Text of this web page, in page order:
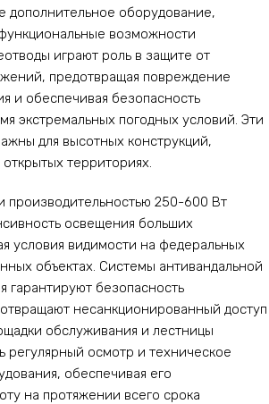
дополнительное оборудование,
возможности
играют роль в защите от
предотвращая повреждение
и обеспечивая безопасность
экстремальных погодных условий. Эти
для высотных конструкций,
территориях.
производительностью 250-600 Вт
освещения больших
условия видимости на федеральных
объектах. Системы антивандальной
гарантируют безопасность
несанкционированный доступ
обслуживания и лестницы
регулярный осмотр и техническое
обеспечивая его
на протяжении всего срока